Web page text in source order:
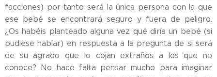
facciones) por tanto será la única persona con la que
ese bebé se encontrará seguro y fuera de peligro.
¿Os habéis planteado alguna vez qué diría un bebé (si
pudiese hablar) en respuesta a la pregunta de si será
de su agrado que lo cojan extraños a los que no
conoce? No hace falta pensar mucho para imaginar